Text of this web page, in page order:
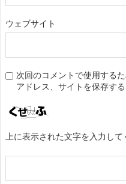
ウェブサイト
次回のコメントで使用する
アドレス、サイトを保存する
上に表示された文字を入力して